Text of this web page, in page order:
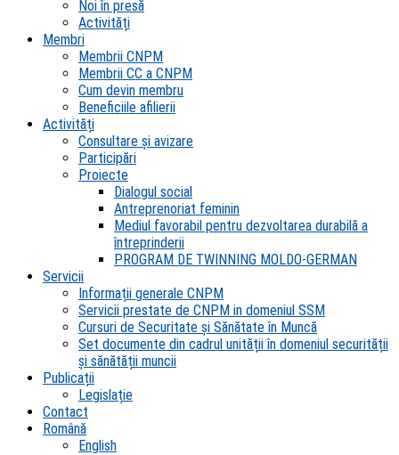
Noi în presă
Activități
Membri
Membrii CNPM
Membrii CC a CNPM
Cum devin membru
Beneficiile afilierii
Activități
Consultare și avizare
Participări
Proiecte
Dialogul social
Antreprenoriat feminin
Mediul favorabil pentru dezvoltarea durabilă a
întreprinderii
PROGRAM DE TWINNING MOLDO-GERMAN
Servicii
Informații generale CNPM
Servicii prestate de CNPM in domeniul SSM
Cursuri de Securitate și Sănătate în Muncă
Set documente din cadrul unității în domeniul securității
și sănătății muncii
Publicații
Legislație
Contact
Română
English